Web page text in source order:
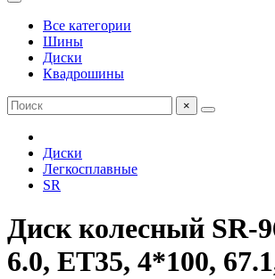
Все категории
Шины
Диски
Квадрошины
×
Диски
Легкосплавные
SR
Диск колесный SR-
6.0, ET35, 4*100,